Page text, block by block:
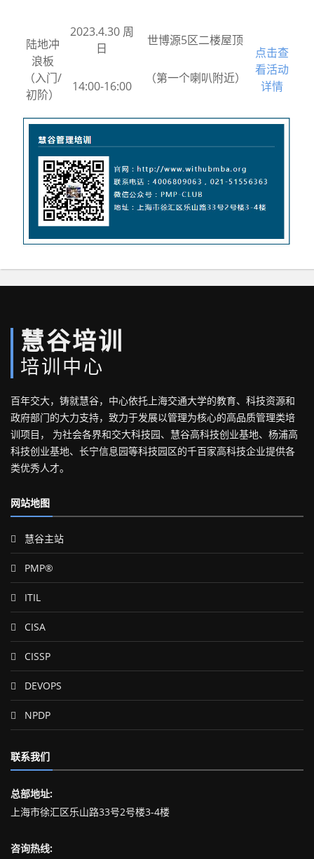
陆地冲
浪板
（入门/
初阶）
2023.4.30 周
日
14:00-16:00
世博源5区二楼屋顶
（第一个喇叭附近）
点击查
看活动
详情
慧谷培训
培训中心
百年交大，铸就慧谷，中心依托上海交通大学的教育、科技资源和
政府部门的大力支持，致力于发展以管理为核心的高品质管理类培
训项目， 为社会各界和交大科技园、慧谷高科技创业基地、杨浦高
科技创业基地、长宁信息园等科技园区的千百家高科技企业提供各
类优秀人才。
网站地图
慧谷主站
PMP®
ITIL
CISA
CISSP
DEVOPS
NPDP
联系我们
总部地址:
上海市徐汇区乐山路33号2号楼3-4楼
咨询热线: